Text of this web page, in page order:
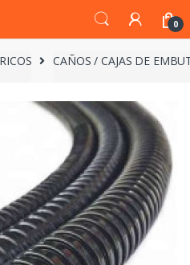
0
CAÑOS / CAJAS DE